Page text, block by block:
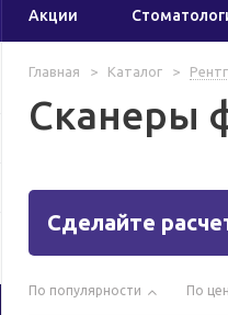
Акции
Главная > Каталог >
Сканеры
Сделайте
По популярности По